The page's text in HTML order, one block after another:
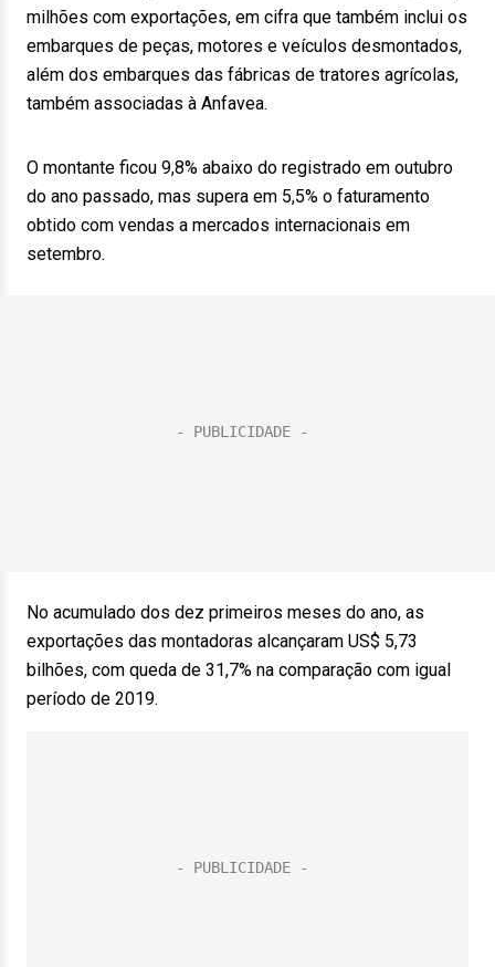
milhões com exportações, em cifra que também inclui os
embarques de peças, motores e veículos desmontados,
além dos embarques das fábricas de tratores agrícolas,
também associadas à Anfavea.
O montante ficou 9,8% abaixo do registrado em outubro
do ano passado, mas supera em 5,5% o faturamento
obtido com vendas a mercados internacionais em
setembro.
No acumulado dos dez primeiros meses do ano, as
exportações das montadoras alcançaram US$ 5,73
bilhões, com queda de 31,7% na comparação com igual
período de 2019.